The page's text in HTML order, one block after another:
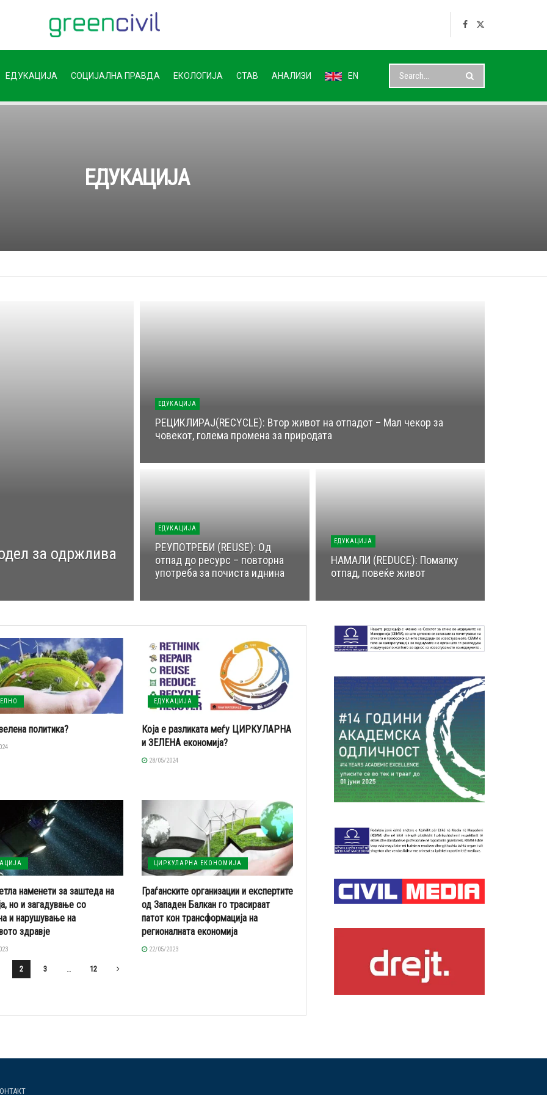
ЕДУКАЦИЈА СОЦИЈАЛНА ПРАВДА ЕКОЛОГИЈА СТАВ АНАЛИЗИ EN
ЕДУКАЦИЈА
за одржлива
ЕДУКАЦИЈА
РЕЦИКЛИРАЈ(RECYCLЕ): Втор живот на отпадот – Мал чекор за
човекот, голема промена за природата
ЕДУКАЦИЈА
РЕУПОТРЕБИ (REUSE): Од
отпад до ресурс – повторна
употреба за почиста иднина
ЕДУКАЦИЈА
НАМАЛИ (REDUCE): Помалку
отпад, повеќе живот
политика?
ЕДУКАЦИЈА
Која е разликата меѓу ЦИРКУЛАРНА
и ЗЕЛЕНА економија?
28/05/2024
наменети за заштеда на
но и загадување со
и нарушување на
здравје
ЦИРКУЛАРНА ЕКОНОМИЈА
Граѓанските организации и експертите
од Западен Балкан го трасираат
патот кон трансформација на
регионалната економија
22/05/2023
2 3 … 12